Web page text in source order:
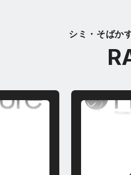
シミ・そばか